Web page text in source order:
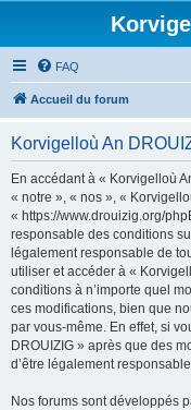
FAQ
Accueil du forum
Korvigelloù An
En accédant à « Korvigelloù
« notre », « nos », «
« https://www.drouizig.org/
responsable des conditions
légalement responsable de
utiliser et accéder à «
conditions à n’importe quel
ces modifications, bien que
par vous-même. En effet, si
DROUIZIG » après que des
d’être légalement
Nos forums sont développés